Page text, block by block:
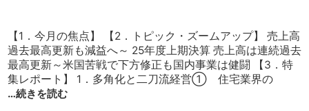
【1．今月の焦点】 【2．トピック・ズームアップ】 売上高
過去最高更新も減益へ～ 25年度上期決算 売上高は連続過去
最高更新～米国苦戦で下方修正も国内事業は健闘 【3．特
集レポート】 1．多角化と二刀流経営① 住宅業界の
…続きを読む